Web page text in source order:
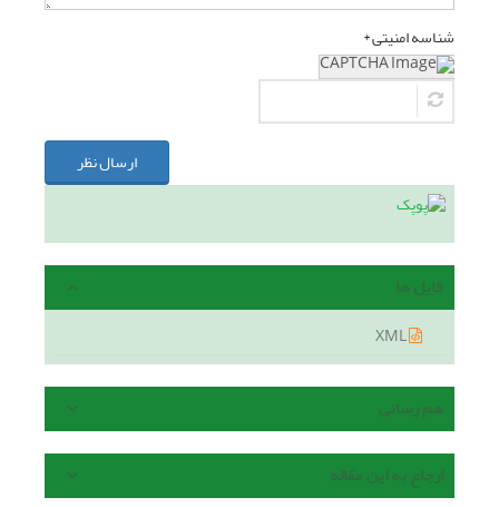
شناسه امنیتی *
ارسال نظر
فایل ها
هم رسانی
ارجاع به این مقاله